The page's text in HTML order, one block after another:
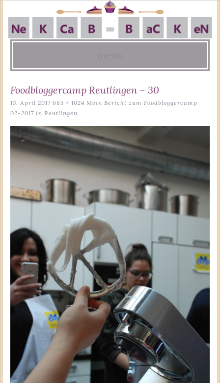
to
content
Foodbloggercamp Reutlingen – 30
15. April 2017 685 × 1024 Mein Bericht zum Foodbloggercamp
02-2017 in Reutlingen